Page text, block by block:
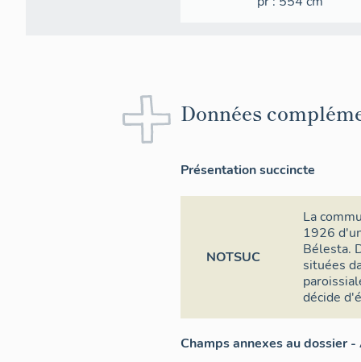
Données
Présentation succincte
NOTSUC
La
1926
Bélesta.
situées
décide
Champs annexes au dossier